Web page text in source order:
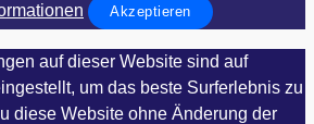
Akzeptieren
auf dieser Website sind auf
um das beste Surferlebnis zu
diese Website ohne Änderung der